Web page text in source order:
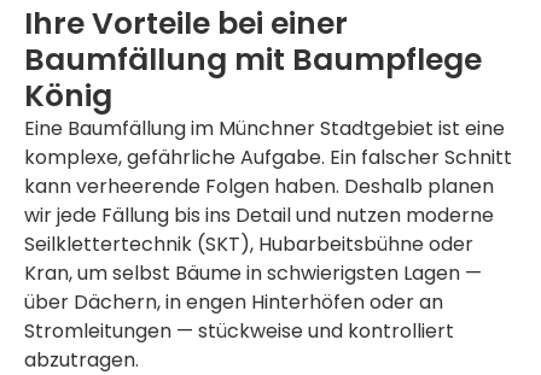
Ihre Vorteile bei einer
Baumfällung mit Baumpflege
König
Eine Baumfällung im Münchner Stadtgebiet ist eine
komplexe, gefährliche Aufgabe. Ein falscher Schnitt
kann verheerende Folgen haben. Deshalb planen
wir jede Fällung bis ins Detail und nutzen moderne
Seilklettertechnik (SKT), Hubarbeitsbühne oder
Kran, um selbst Bäume in schwierigsten Lagen —
über Dächern, in engen Hinterhöfen oder an
Stromleitungen — stückweise und kontrolliert
abzutragen.